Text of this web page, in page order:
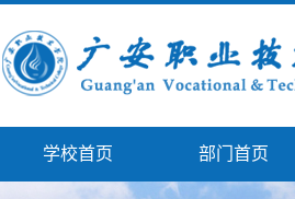
学校首页 部门首页